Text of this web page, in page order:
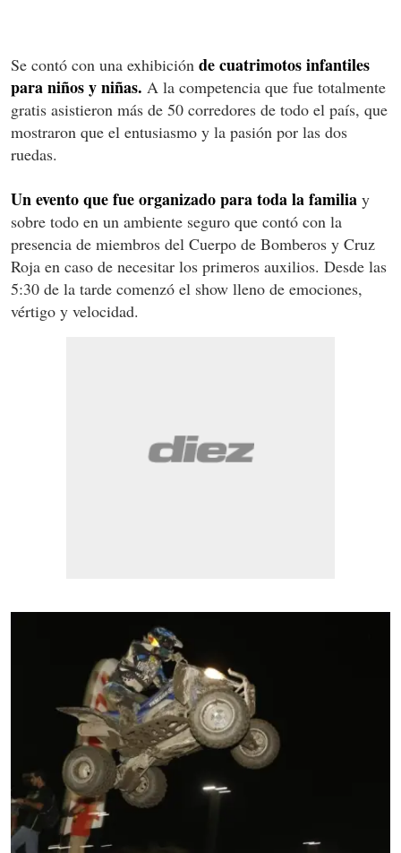
Se contó con una exhibición de cuatrimotos infantiles
para niños y niñas. A la competencia que fue totalmente
gratis asistieron más de 50 corredores de todo el país, que
mostraron que el entusiasmo y la pasión por las dos
ruedas.
Un evento que fue organizado para toda la familia y
sobre todo en un ambiente seguro que contó con la
presencia de miembros del Cuerpo de Bomberos y Cruz
Roja en caso de necesitar los primeros auxilios. Desde las
5:30 de la tarde comenzó el show lleno de emociones,
vértigo y velocidad.